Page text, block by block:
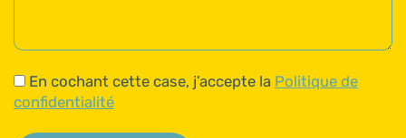
En cochant cette case, j’accepte la Politique de
confidentialité